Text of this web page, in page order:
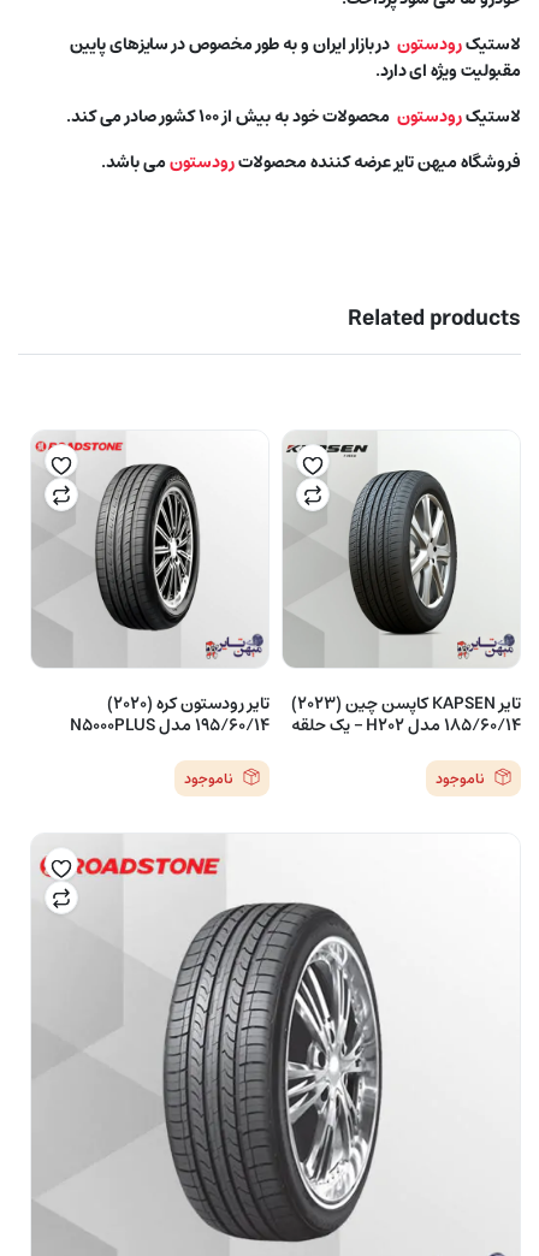
لاستیکرودستوندر بازار ایران و به طور مخصوص در سایزهای پایین
مقبولیت ویژه ای دارد.
لاستیکرودستونمحصولات خود به بیش از ۱۰۰ کشور صادر می کند.
فروشگاه میهن تایر عرضه کننده محصولاترودستونمی باشد.
Related products
تایر KAPSEN کاپسن چین (2023)
185/60/14 مدل H202 – یک حلقه
ناموجود
تایر رودستون کره (2020)
195/60/14 مدل N5000PLUS
ناموجود